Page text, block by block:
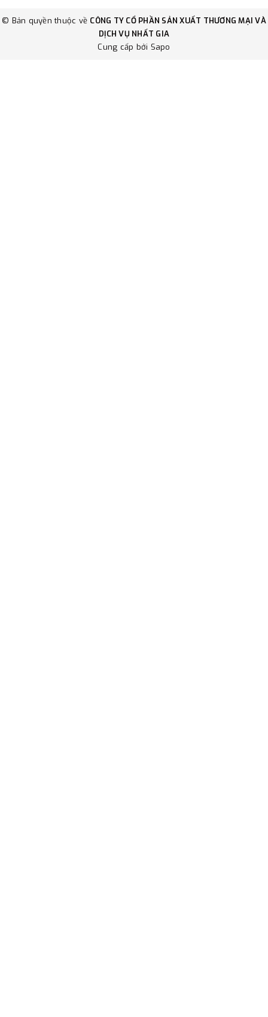
© Bản quyền thuộc về CÔNG TY CỔ PHẦN SẢN XUẤT THƯƠNG MẠI VÀ
DỊCH VỤ NHẤT GIA
Cung cấp bởi Sapo